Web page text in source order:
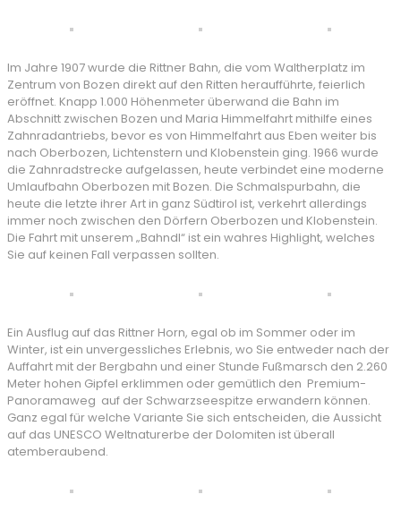
Im Jahre 1907 wurde die Rittner Bahn, die vom Waltherplatz im
Zentrum von Bozen direkt auf den Ritten heraufführte, feierlich
eröffnet. Knapp 1.000 Höhenmeter überwand die Bahn im
Abschnitt zwischen Bozen und Maria Himmelfahrt mithilfe eines
Zahnradantriebs, bevor es von Himmelfahrt aus Eben weiter bis
nach Oberbozen, Lichtenstern und Klobenstein ging. 1966 wurde
die Zahnradstrecke aufgelassen, heute verbindet eine moderne
Umlaufbahn Oberbozen mit Bozen. Die Schmalspurbahn, die
heute die letzte ihrer Art in ganz Südtirol ist, verkehrt allerdings
immer noch zwischen den Dörfern Oberbozen und Klobenstein.
Die Fahrt mit unserem „Bahndl“ ist ein wahres Highlight, welches
Sie auf keinen Fall verpassen sollten.
Ein Ausflug auf das Rittner Horn, egal ob im Sommer oder im
Winter, ist ein unvergessliches Erlebnis, wo Sie entweder nach der
Auffahrt mit der Bergbahn und einer Stunde Fußmarsch den 2.260
Meter hohen Gipfel erklimmen oder gemütlich den Premium-
Panoramaweg auf der Schwarzseespitze erwandern können.
Ganz egal für welche Variante Sie sich entscheiden, die Aussicht
auf das UNESCO Weltnaturerbe der Dolomiten ist überall
atemberaubend.